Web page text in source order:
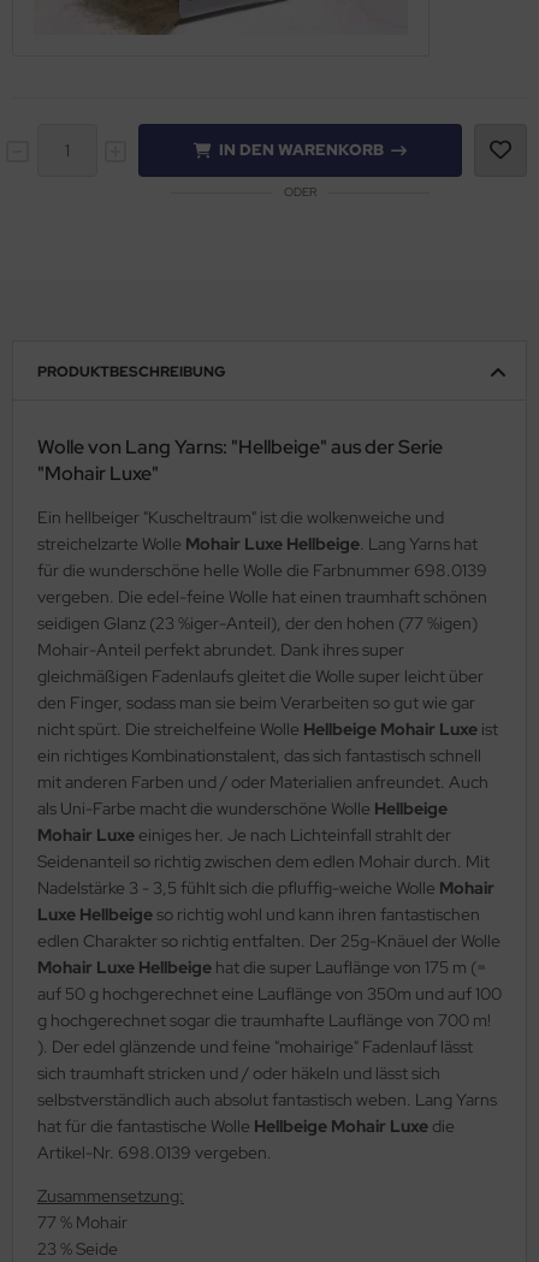
IN DEN WARENKORB
ODER
PRODUKTBESCHREIBUNG
Wolle von Lang Yarns: "Hellbeige" aus der Serie
"Mohair Luxe"
Ein hellbeiger "Kuscheltraum" ist die wolkenweiche und
streichelzarte Wolle Mohair Luxe Hellbeige. Lang Yarns hat
für die wunderschöne helle Wolle die Farbnummer 698.0139
vergeben. Die edel-feine Wolle hat einen traumhaft schönen
seidigen Glanz (23 %iger-Anteil), der den hohen (77 %igen)
Mohair-Anteil perfekt abrundet. Dank ihres super
gleichmäßigen Fadenlaufs gleitet die Wolle super leicht über
den Finger, sodass man sie beim Verarbeiten so gut wie gar
nicht spürt. Die streichelfeine Wolle Hellbeige Mohair Luxe ist
ein richtiges Kombinationstalent, das sich fantastisch schnell
mit anderen Farben und / oder Materialien anfreundet. Auch
als Uni-Farbe macht die wunderschöne Wolle Hellbeige
Mohair Luxe einiges her. Je nach Lichteinfall strahlt der
Seidenanteil so richtig zwischen dem edlen Mohair durch. Mit
Nadelstärke 3 - 3,5 fühlt sich die pfluffig-weiche Wolle Mohair
Luxe Hellbeigeso richtig wohl und kann ihren fantastischen
edlen Charakter so richtig entfalten. Der 25g-Knäuel der Wolle
Mohair Luxe Hellbeige hat die super Lauflänge von 175 m (=
auf 50 g hochgerechnet eine Lauflänge von 350m und auf 100
g hochgerechnet sogar die traumhafte Lauflänge von 700 m!
). Der edel glänzende und feine "mohairige" Fadenlauf lässt
sich traumhaft stricken und / oder häkeln und lässt sich
selbstverständlich auch absolut fantastisch weben. Lang Yarns
hat für die fantastische Wolle Hellbeige Mohair Luxe die
Artikel-Nr. 698.0139 vergeben.
Zusammensetzung:
77 % Mohair
23 % Seide